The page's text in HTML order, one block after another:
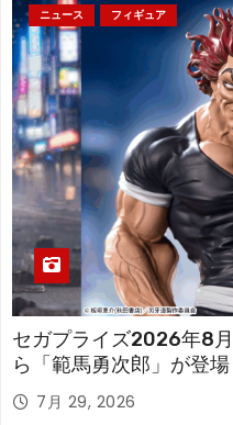
ニュース フィギュア
セガプライズ2026年8
ら「範馬勇次郎」が登
7月 29, 2026